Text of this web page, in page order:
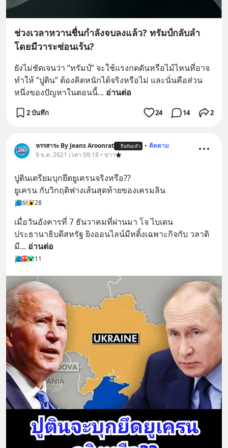
ช่วงเวลาหวานชื่นกำลังจบลงแล้ว? ทรัมป์กลับลำ
โดยมีวาระซ่อนเร้น?
ยังไม่ชัดเจนว่า “ทรัมป์” จะใช้แรงกดดันหรือไม้ไหนที่อาจ
ทำให้ “ปูติน” ต้องคิดหนักได้จริงหรือไม่ และนั่นคือส่วน
หนึ่งของปัญหาในตอนนี้... อ่านต่อ
2 บันทึก 24 14 2
หรรสาระ By Jeans Aroonrat ยืนยันแล้ว • ติดตาม
9 ธ.ค. 2021 เวลา 09:18 • ข่าว
ปูตินเตรียมบุกยึดยูเครนจริงหรือ??
ยูเครน กับวิกฤติฟางเส้นสุดท้ายของเครมลิน
28
เมื่อวันอังคารที่ 7 ธันวาคมที่ผ่านมา โจ ไบเดน
ประธานาธิบดีสหรัฐ ยิงออนไลน์มีทติ้งเฉพาะกิจกับ วลาดิ
มี... อ่านต่อ
11